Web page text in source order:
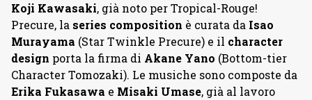
Koji Kawasaki, già noto per Tropical-Rouge!
Precure, la series composition è curata da Isao
Murayama (Star Twinkle Precure) e il character
design porta la firma di Akane Yano (Bottom-tier
Character Tomozaki). Le musiche sono composte da
Erika Fukasawa e Misaki Umase, già al lavoro